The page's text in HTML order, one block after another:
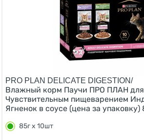
PRO PLAN DELICATE DIGESTION/
Влажный корм Паучи ПРО ПЛАН
Чувствительным пищеварением
Ягненок в соусе (цена за упаковку)
85г х 10шт